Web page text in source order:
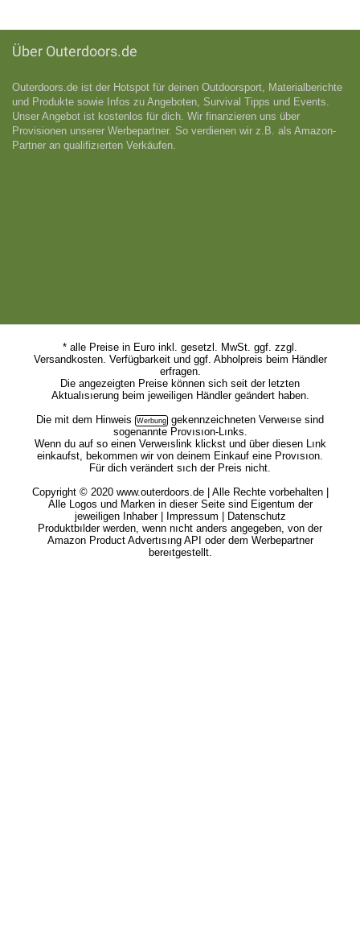
Über Outerdoors.de
Outerdoors.de ist der Hotspot für deinen Outdoorsport, Materialberichte
und Produkte sowie Infos zu Angeboten, Survival Tipps und Events.
Unser Angebot ist kostenlos für dich. Wir finanzieren uns über
Provisionen unserer Werbepartner. So verdienen wir z.B. als Amazon-
Partner an qualifizıerten Verkäufen.
* alle Preise in Euro inkl. gesetzl. MwSt. ggf. zzgl.
Versandkosten. Verfügbarkeit und ggf. Abholpreis beim Händler
erfragen.
Die angezeigten Preise können sich seit der letzten
Aktualısıerung beim jeweiligen Händler geändert haben.
Die mit dem Hinweis
gekennzeichneten Verweıse sind
sogenannte Provısıon-Lınks.
Wenn du auf so einen Verweıslink klickst und über diesen Lınk
einkaufst, bekommen wir von deinem Einkauf eine Provısıon.
Für dich verändert sıch der Preis nicht.
Copyright © 2020 www.outerdoors.de | Alle Rechte vorbehalten |
Alle Logos und Marken in dieser Seite sind Eigentum der
jeweiligen Inhaber |
Impressum
Datenschutz
Produktbılder werden, wenn nıcht anders angegeben, von der
Amazon Product Advertısıng API oder dem Werbepartner
bereıtgestellt.